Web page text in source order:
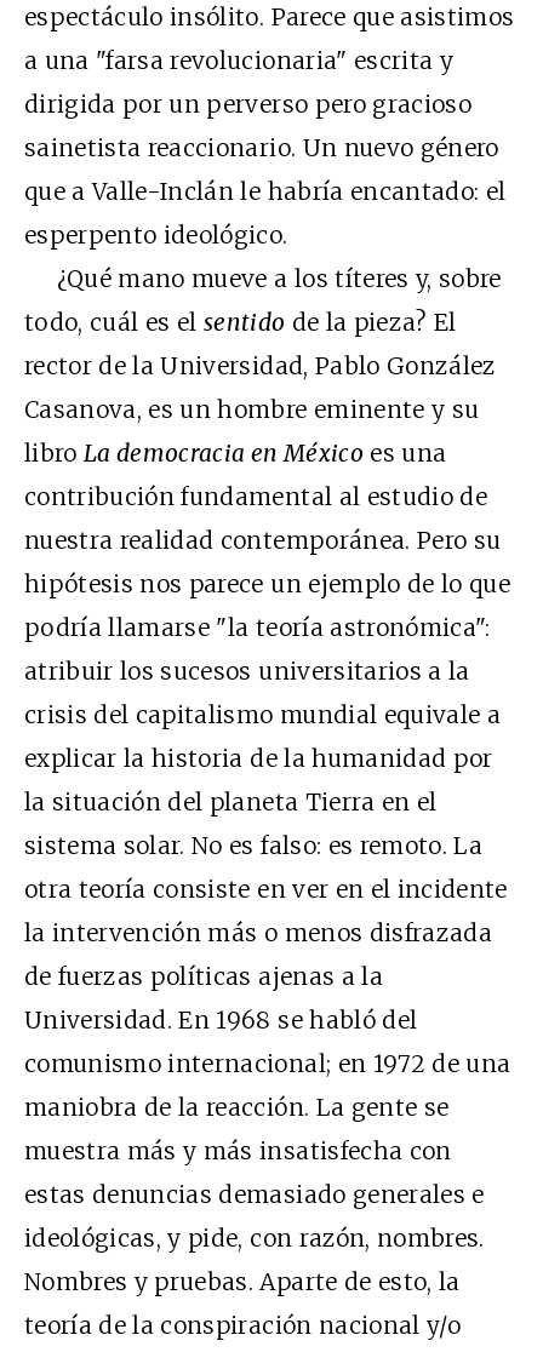
espectáculo insólito. Parece que asistimos
a una "farsa revolucionaria" escrita y
dirigida por un perverso pero gracioso
sainetista reaccionario. Un nuevo género
que a Valle-Inclán le habría encantado: el
esperpento ideológico.
¿Qué mano mueve a los títeres y, sobre
todo, cuál es el sentido de la pieza? El
rector de la Universidad, Pablo González
Casanova, es un hombre eminente y su
libroLa democracia en México es una
contribución fundamental al estudio de
nuestra realidad contemporánea. Pero su
hipótesis nos parece un ejemplo de lo que
podría llamarse "la teoría astronómica":
atribuir los sucesos universitarios a la
crisis del capitalismo mundial equivale a
explicar la historia de la humanidad por
la situación del planeta Tierra en el
sistema solar. No es falso: es remoto. La
otra teoría consiste en ver en el incidente
la intervención más o menos disfrazada
de fuerzas políticas ajenas a la
Universidad. En 1968 se habló del
comunismo internacional; en 1972 de una
maniobra de la reacción. La gente se
muestra más y más insatisfecha con
estas denuncias demasiado generales e
ideológicas, y pide, con razón, nombres.
Nombres y pruebas. Aparte de esto, la
teoría de la conspiración nacional y/o